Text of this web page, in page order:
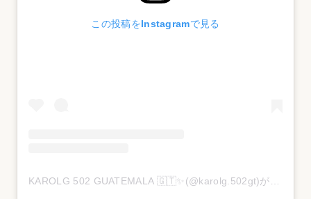
この投稿をInstagramで見る